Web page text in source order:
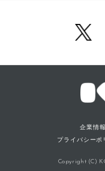
企業情報
プライバシーポ
Copyright (C)